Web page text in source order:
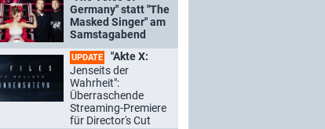
Germany" statt "The
Masked Singer" am
Samstagabend
UPDATE
"Akte X:
Jenseits der
Wahrheit":
Überraschende
Streaming-Premiere
für Director's Cut